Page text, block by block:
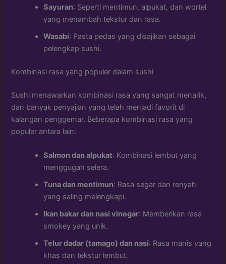
Sayuran: Seperti mentimun, alpukat, dan wortel
yang menambah tekstur dan rasa.
Wasabi: Pasta pedas yang disajikan sebagai
pelengkap sushi.
Kombinasi rasa yang populer dalam sushi
Sushi menawarkan kombinasi rasa yang sangat menarik,
dan banyak penyajian yang telah menjadi favorit di
kalangan penggemar. Beberapa kombinasi rasa yang
populer antara lain:
Salmon dan alpukat: Kombinasi lembut yang
menggugah selera.
Tuna dan mentimun: Rasa segar dan renyah
yang saling melengkapi.
Ikan bakar dan nasi vinegar: Memberikan rasa
smokey yang unik.
Telur dadar (tamago) dan nasi: Rasa manis yang
khas dan tekstur lembut.